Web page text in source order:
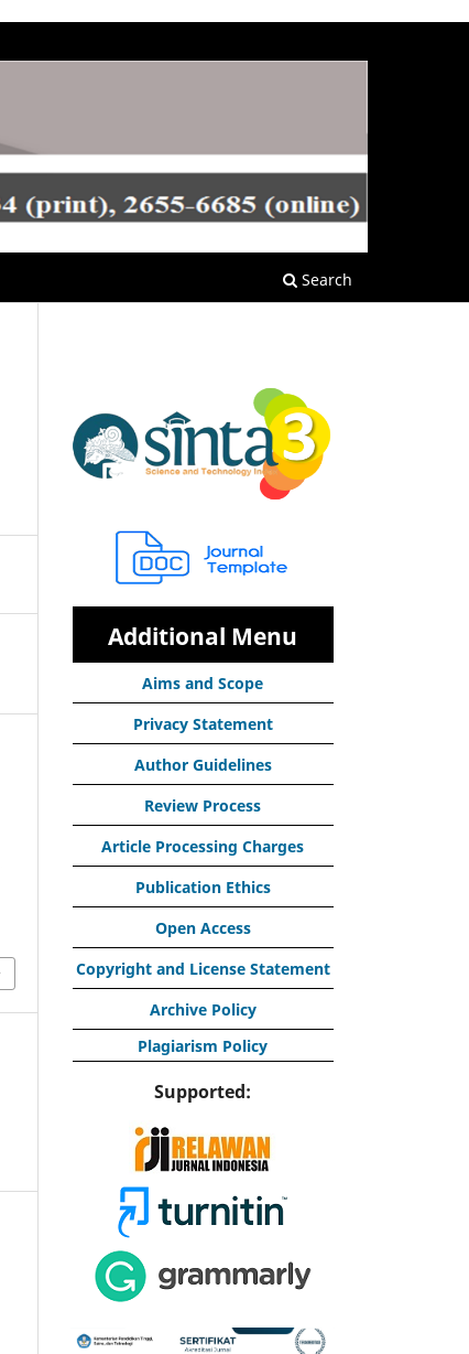
Search
Additional Menu
Aims and Scope
Privacy Statement
Author Guidelines
Review Process
Article Processing Charges
Publication Ethics
Open Access
Copyright and License Statement
Archive Policy
Plagiarism Policy
Supported: